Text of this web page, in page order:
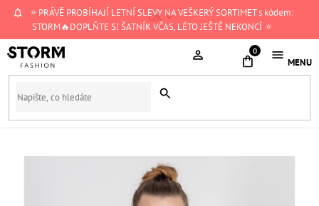
Přejít
🔅PRÁVĚ PROBÍHAJÍ LETNÍ SLEVY NA VEŠKERÝ SORTIMET s kódem:
STORM🔥DOPLŇTE SI ŠATNÍK VČAS, LÉTO JEŠTĚ NEKONCÍ 🔅
CZK
NÁKUPNÍ